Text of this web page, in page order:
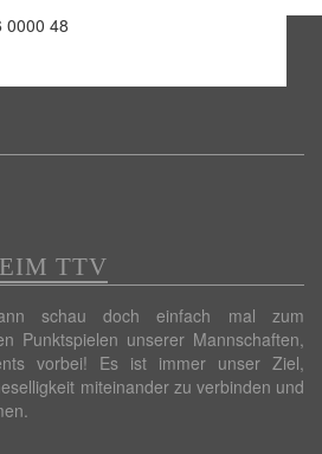
0000 48
TTV
schau doch einfach mal zum
Punktspielen unserer Mannschaften,
vorbei! Es ist immer unser Ziel,
miteinander zu verbinden und